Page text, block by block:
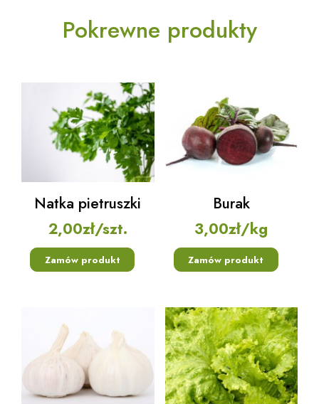
Pokrewne produkty
Natka pietruszki
2,00zł/szt.
Zamów produkt
Burak
3,00zł/kg
Zamów produkt